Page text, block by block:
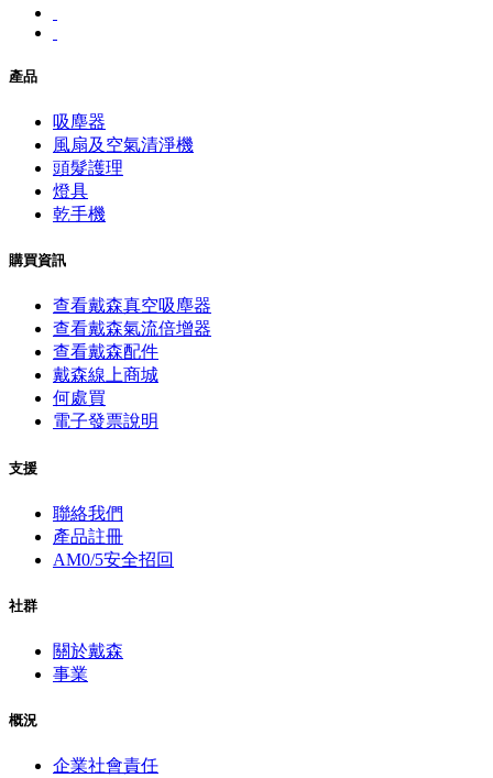
產品
吸塵器
風扇及空氣清淨機
頭髮護理
燈具
乾手機
購買資訊
查看戴森真空吸塵器
查看戴森氣流倍增器
查看戴森配件
戴森線上商城
何處買
電子發票說明
支援
聯絡我們
產品註冊
AM0/5安全招回
社群
關於戴森
事業
概況
企業社會責任